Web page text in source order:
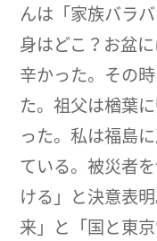
んは「家族バラ
身はどこ？お盆
辛かった。その
た。祖父は楢葉
った。私は福島
ている。被災者
ける」と決意表
来」と「国と東